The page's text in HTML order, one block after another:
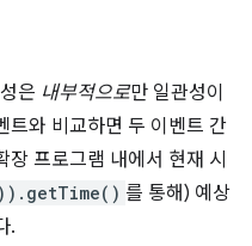
은 내부적으로만 일관성이
트와 비교하면 두 이벤트 간
프로그램 내에서 현재 시
를 통해) 예상
.